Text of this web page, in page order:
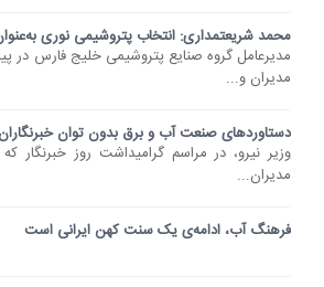
محمد شریعتمداری: انتخاب پتروشیمی نوری
مدیرعامل گروه صنایع پتروشیمی خلیج فارس در
مدیران و...
دستاوردهای صنعت آب و برق بدون توان
وزیر نیرو، در مراسم گرامیداشت روز خبرنگار
مدیران...
فرهنگ آب، ادامه‌ی یک سنت کهن ایرانی است